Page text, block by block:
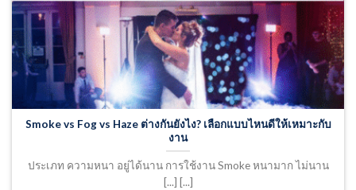
Smoke vs Fog vs Haze ต่างกันยังไง? เลือกแบบไหนดีให้เหมาะกับ
งาน
ประเภท ความหนา อยู่ได้นาน การใช้งาน Smoke หนามาก ไม่นาน
[...] [...]